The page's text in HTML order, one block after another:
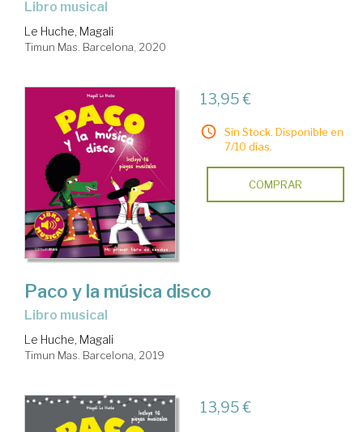
Libro musical
Le Huche, Magali
Timun Mas. Barcelona, 2020
13,95 €
Sin Stock. Disponible en
7/10 días.
COMPRAR
Paco y la música disco
Libro musical
Le Huche, Magali
Timun Mas. Barcelona, 2019
13,95 €